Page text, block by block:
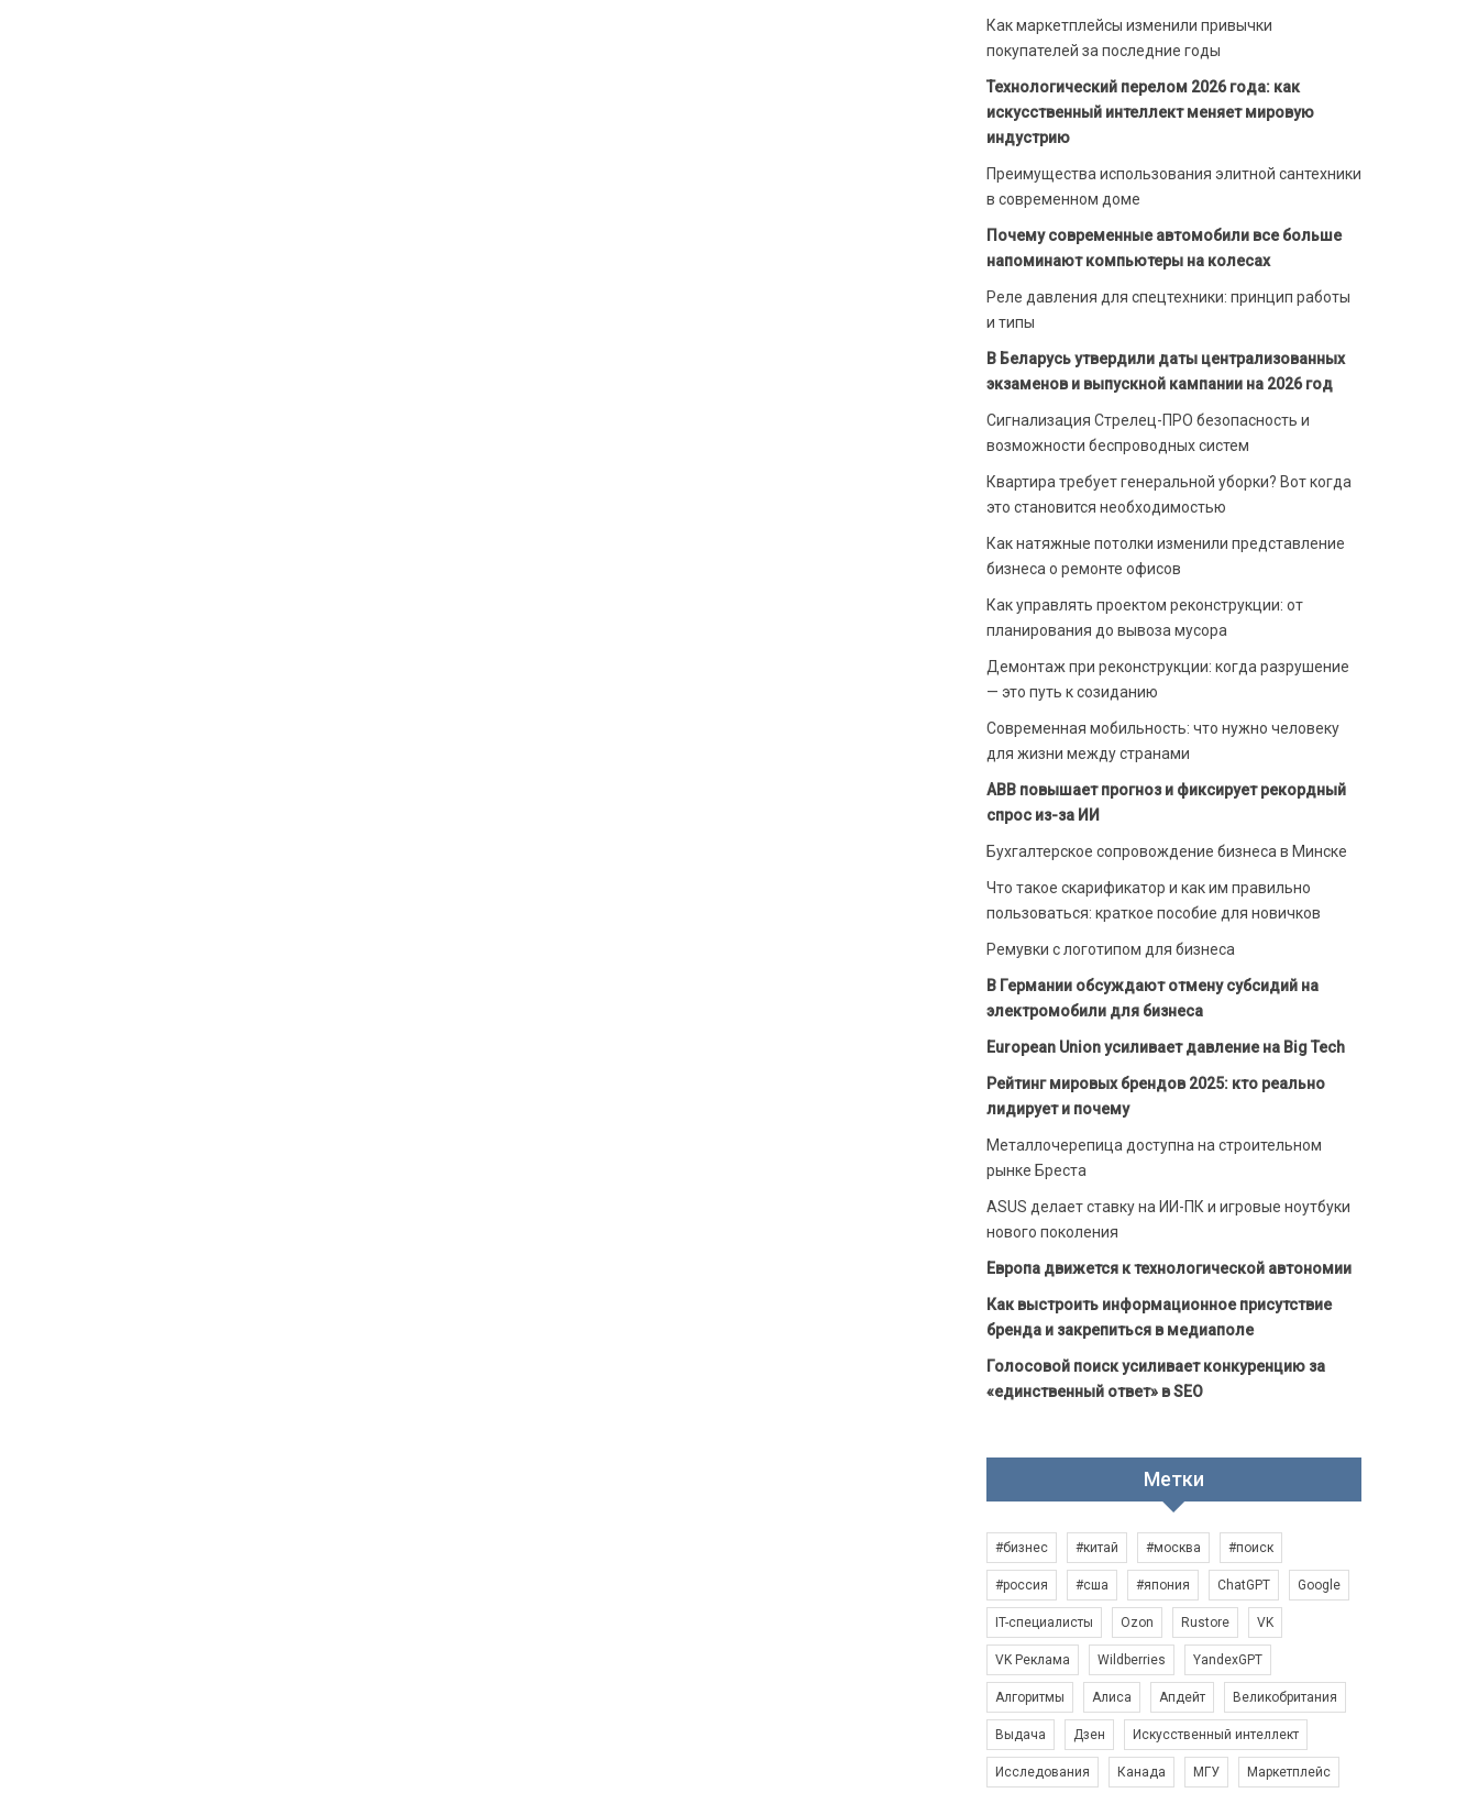
Как маркетплейсы изменили привычки
покупателей за последние годы
Технологический перелом 2026 года: как
искусственный интеллект меняет мировую
индустрию
Преимущества использования элитной сантехники
в современном доме
Почему современные автомобили все больше
напоминают компьютеры на колесах
Реле давления для спецтехники: принцип работы
и типы
В Беларусь утвердили даты централизованных
экзаменов и выпускной кампании на 2026 год
Сигнализация Стрелец-ПРО безопасность и
возможности беспроводных систем
Квартира требует генеральной уборки? Вот когда
это становится необходимостью
Как натяжные потолки изменили представление
бизнеса о ремонте офисов
Как управлять проектом реконструкции: от
планирования до вывоза мусора
Демонтаж при реконструкции: когда разрушение
— это путь к созиданию
Современная мобильность: что нужно человеку
для жизни между странами
ABB повышает прогноз и фиксирует рекордный
спрос из-за ИИ
Бухгалтерское сопровождение бизнеса в Минске
Что такое скарификатор и как им правильно
пользоваться: краткое пособие для новичков
Ремувки с логотипом для бизнеса
В Германии обсуждают отмену субсидий на
электромобили для бизнеса
European Union усиливает давление на Big Tech
Рейтинг мировых брендов 2025: кто реально
лидирует и почему
Металлочерепица доступна на строительном
рынке Бреста
ASUS делает ставку на ИИ-ПК и игровые ноутбуки
нового поколения
Европа движется к технологической автономии
Как выстроить информационное присутствие
бренда и закрепиться в медиаполе
Голосовой поиск усиливает конкуренцию за
«единственный ответ» в SEO
Метки
#бизнес #китай #москва #поиск
#россия #сша #япония ChatGPT Google
IT-специалисты Ozon Rustore VK
VK Реклама Wildberries YandexGPT
Алгоритмы Алиса Апдейт Великобритания
Выдача Дзен Искусственный интеллект
Исследования Канада МГУ Маркетплейс